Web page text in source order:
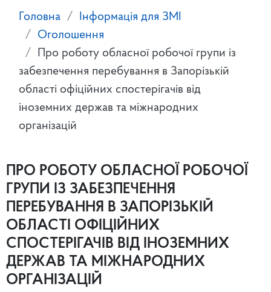
Головна
Інформація для ЗМІ
Оголошення
Про роботу обласної робочої групи із
забезпечення перебування в Запорізькій
області офіційних спостерігачів від
іноземних держав та міжнародних
організацій
ПРО РОБОТУ ОБЛАСНОЇ РОБОЧОЇ
ГРУПИ ІЗ ЗАБЕЗПЕЧЕННЯ
ПЕРЕБУВАННЯ В ЗАПОРІЗЬКІЙ
ОБЛАСТІ ОФІЦІЙНИХ
СПОСТЕРІГАЧІВ ВІД ІНОЗЕМНИХ
ДЕРЖАВ ТА МІЖНАРОДНИХ
ОРГАНІЗАЦІЙ